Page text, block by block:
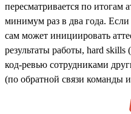
пересматривается по итогам
минимум раз в два года. Если
сам может инициировать
результаты работы, hard skills
код-ревью сотрудниками
(по обратной связи команды